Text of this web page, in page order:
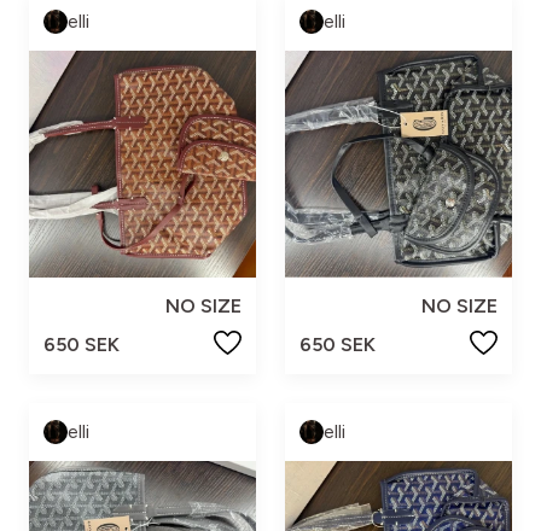
elli
NO SIZE
650 SEK
elli
NO SIZE
650 SEK
elli elli